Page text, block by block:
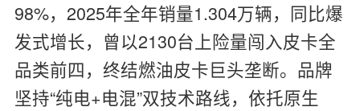
98%，2025年全年销量1.304万辆，同比爆
发式增长，曾以2130台上险量闯入皮卡全
品类前四，终结燃油皮卡巨头垄断。品牌
坚持“纯电+电混”双技术路线，依托原生